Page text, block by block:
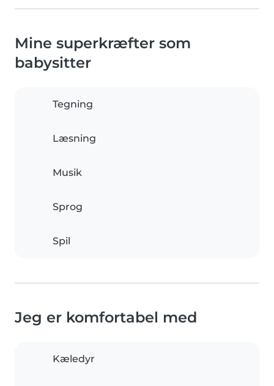
Mine superkræfter som
babysitter
Tegning
Læsning
Musik
Sprog
Spil
Jeg er komfortabel med
Kæledyr